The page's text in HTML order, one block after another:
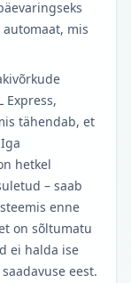
mis
Express,
tähendab, et
hetkel
– saab
enne
on sõltumatu
ei halda ise
eest.